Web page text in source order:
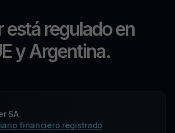
está regulado en
y Argentina.
SA
financiero registrado